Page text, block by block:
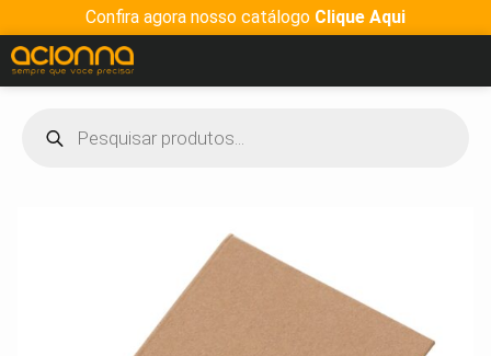
Confira agora nosso catálogo Clique Aqui